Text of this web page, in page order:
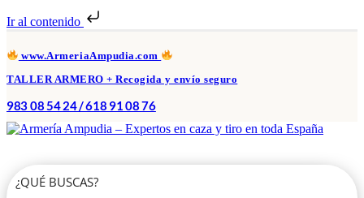
Ir al contenido
www.ArmeriaAmpudia.com
TALLER ARMERO + Recogida y envío seguro
983 08 54 24 / 618 91 08 76